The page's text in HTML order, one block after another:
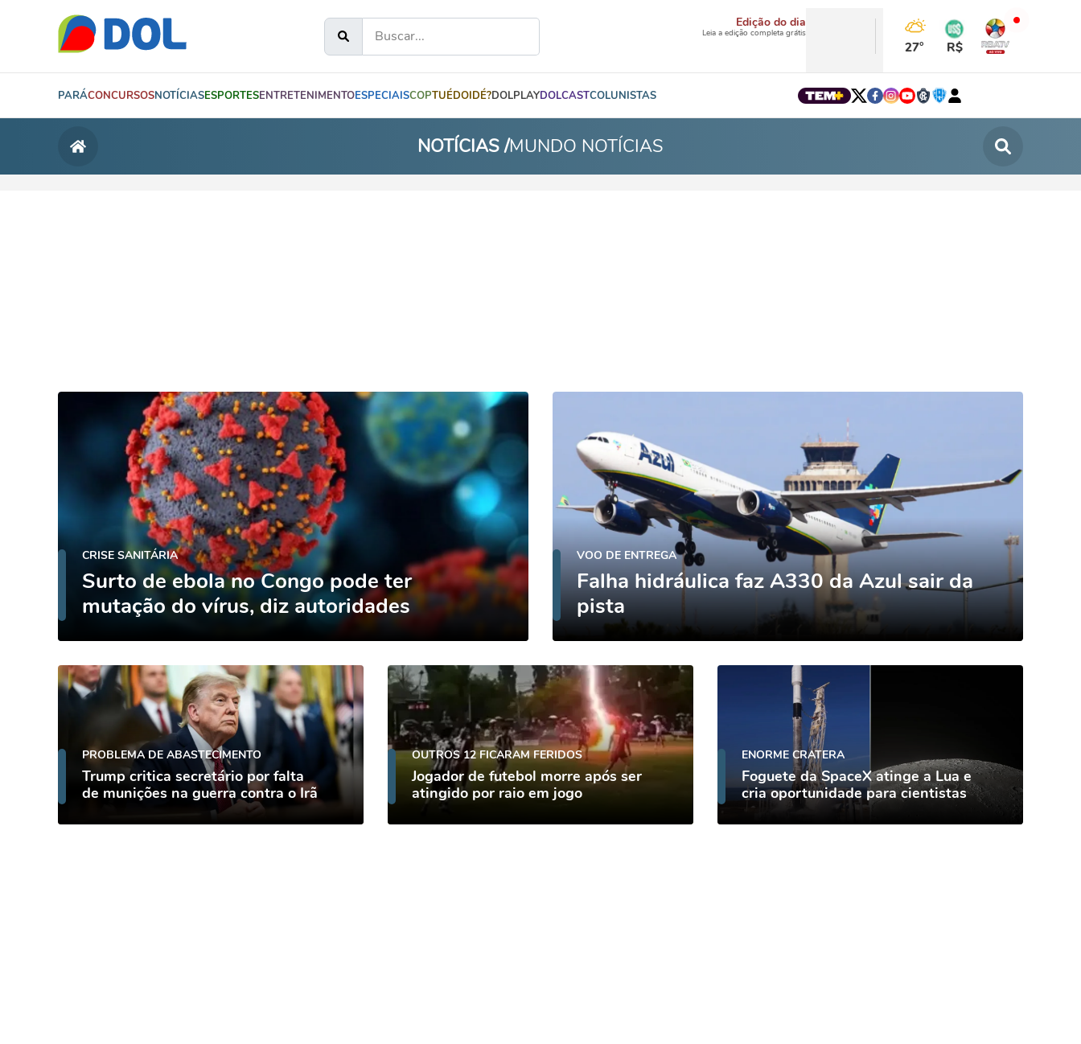
Edição do dia
Leia a edição completa grátis
27° R$
PARÁCONCURSOSNOTÍCIASESPORTESENTRETENIMENTOESPECIAISCOPTUÉDOIDÉ?DOLPLAYDOLCASTCOLUNISTAS
NOTÍCIAS /MUNDO NOTÍCIAS
CRISE SANITÁRIA
Surto de ebola no Congo pode ter
mutação do vírus, diz autoridades
VOO DE ENTREGA
Falha hidráulica faz A330 da Azul sair da
pista
PROBLEMA DE ABASTECIMENTO
Trump critica secretário por falta
de munições na guerra contra o Irã
OUTROS 12 FICARAM FERIDOS
Jogador de futebol morre após ser
atingido por raio em jogo
ENORME CRATERA
Foguete da SpaceX atinge a Lua e
cria oportunidade para cientistas